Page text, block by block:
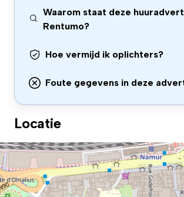
Waarom staat deze
Rentumo?
Hoe vermijd ik oplichters?
Foute gegevens in deze
Locatie